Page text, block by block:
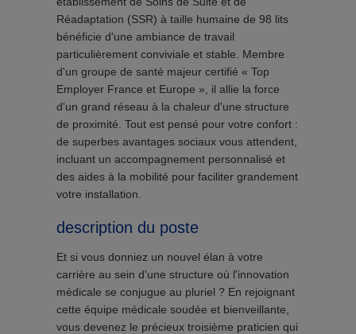
Réadaptation (SSR) à taille humaine de 98 lits
bénéficie d'une ambiance de travail
particulièrement conviviale et stable. Membre
d'un groupe de santé majeur certifié « Top
Employer France et Europe », il allie la force
d'un grand réseau à la chaleur d'une structure
de proximité. Tout est pensé pour votre confort :
de superbes avantages sociaux vous attendent,
incluant un accompagnement personnalisé et
des aides à la mobilité pour faciliter grandement
votre installation.
description du poste
Et si vous donniez un nouvel élan à votre
carrière au sein d'une structure où l'innovation
médicale se conjugue au pluriel ? En rejoignant
cette équipe médicale soudée et bienveillante,
vous devenez le précieux troisième praticien qui